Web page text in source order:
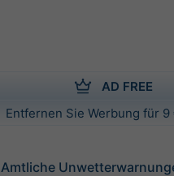
AD FREE
Entfernen Sie Werbung für
Amtliche